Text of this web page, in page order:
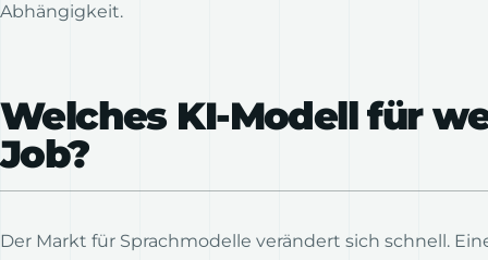
Abhängigkeit.
Welches KI-Modell für
Job?
Der Markt für Sprachmodelle verändert sich schnell.